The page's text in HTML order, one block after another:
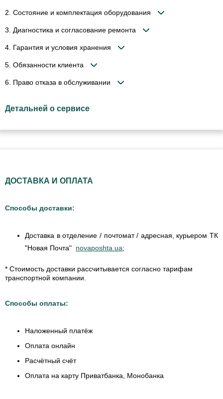
2. Состояние и комплектация оборудования
3. Диагностика и согласование ремонта
4. Гарантия и условия хранения
5. Обязанности клиента
6. Право отказа в обслуживании
Детальней о сервисе
ДОСТАВКА И ОПЛАТА
Способы доставки:
Доставка в отделение / почтомат / адресная, курьером ТК
"Новая Почта" novaposhta.ua;
* Стоимость доставки рассчитывается согласно тарифам
транспортной компании.
Способы оплаты:
Наложенный платёж
Оплата онлайн
Расчётный счёт
Оплата на карту Приватбанка, Монобанка